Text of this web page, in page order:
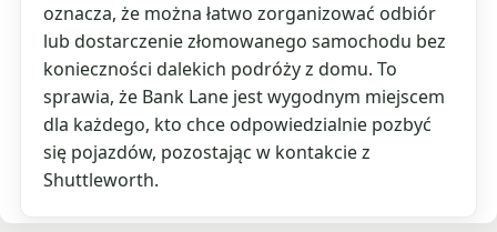
oznacza, że można łatwo zorganizować odbiór
lub dostarczenie złomowanego samochodu bez
konieczności dalekich podróży z domu. To
sprawia, że Bank Lane jest wygodnym miejscem
dla każdego, kto chce odpowiedzialnie pozbyć
się pojazdów, pozostając w kontakcie z
Shuttleworth.